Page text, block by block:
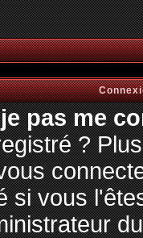
pas me
?
si vous